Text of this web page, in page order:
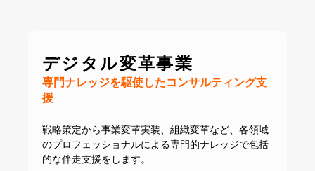
デジタル変革事業
専門ナレッジを駆使したコンサルティング支
援
戦略策定から事業変革実装、組織変革など、 各領域
のプロフェッショナルによる専門的ナレッジで包括
的な伴走支援をします。